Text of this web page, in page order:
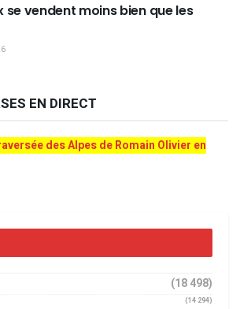
se vendent moins bien que les
EN DIRECT
des Alpes de Romain Olivier en
(18 498)
(14 294)